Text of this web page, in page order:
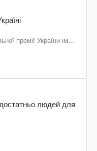
премії України ім.
достатньо людей для